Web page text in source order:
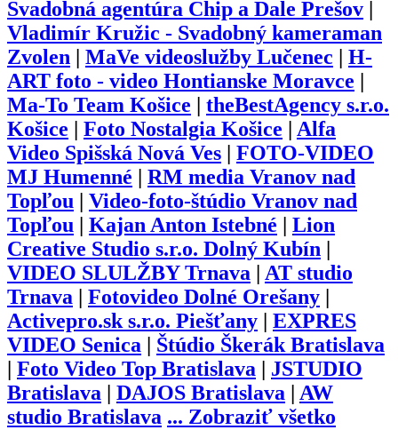
Svadobná agentúra Chip a Dale Prešov
Vladimír Kružic - Svadobný kameraman
Zvolen
MaVe videoslužby Lučenec
H-
ART foto - video Hontianske Moravce
Ma-To Team Košice
theBestAgency s.r.o.
Košice
Foto Nostalgia Košice
Alfa
Video Spišská Nová Ves
FOTO-VIDEO
MJ Humenné
RM media Vranov nad
Topľou
Video-foto-štúdio Vranov nad
Topľou
Kajan Anton Istebné
Lion
Creative Studio s.r.o. Dolný Kubín
VIDEO SLULŽBY Trnava
AT studio
Trnava
Fotovideo Dolné Orešany
Activepro.sk s.r.o. Piešťany
EXPRES
VIDEO Senica
Štúdio Škerák Bratislava
Foto Video Top Bratislava
JSTUDIO
Bratislava
DAJOS Bratislava
AW
studio Bratislava ... Zobraziť všetko